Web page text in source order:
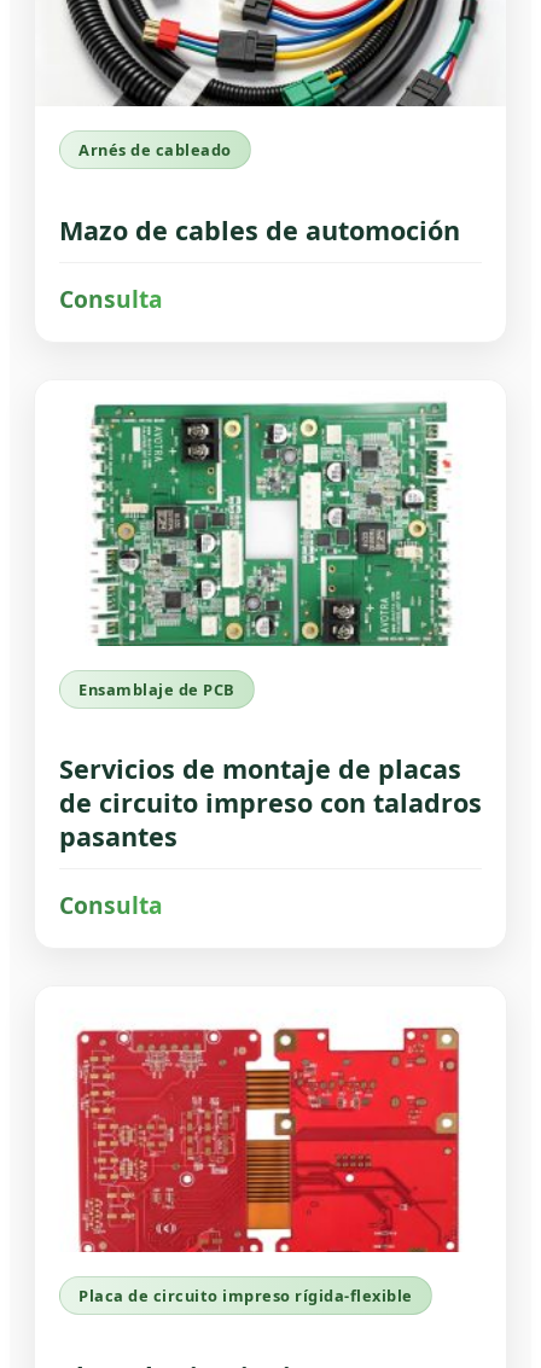
Arnés de cableado
Mazo de cables de automoción
Consulta
Ensamblaje de PCB
Servicios de montaje de placas
de circuito impreso con taladros
pasantes
Consulta
Placa de circuito impreso rígida-flexible